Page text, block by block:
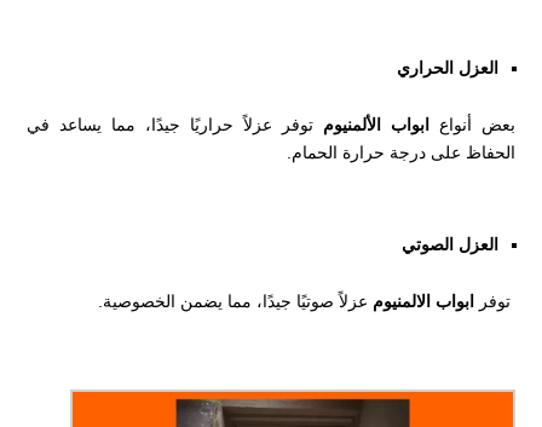
العزل الحراري
بعض أنواع ابواب الألمنيوم توفر عزلاً حراريًا جيدًا، مما يساعد في
الحفاظ على درجة حرارة الحمام.
العزل الصوتي
توفر ابواب الالمنيوم عزلاً صوتيًا جيدًا، مما يضمن الخصوصية.